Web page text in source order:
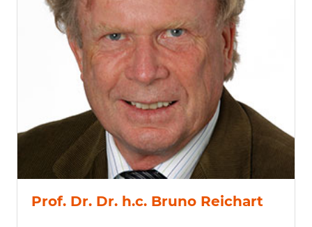
Prof. Dr. Dr. h.c. Bruno Reichart